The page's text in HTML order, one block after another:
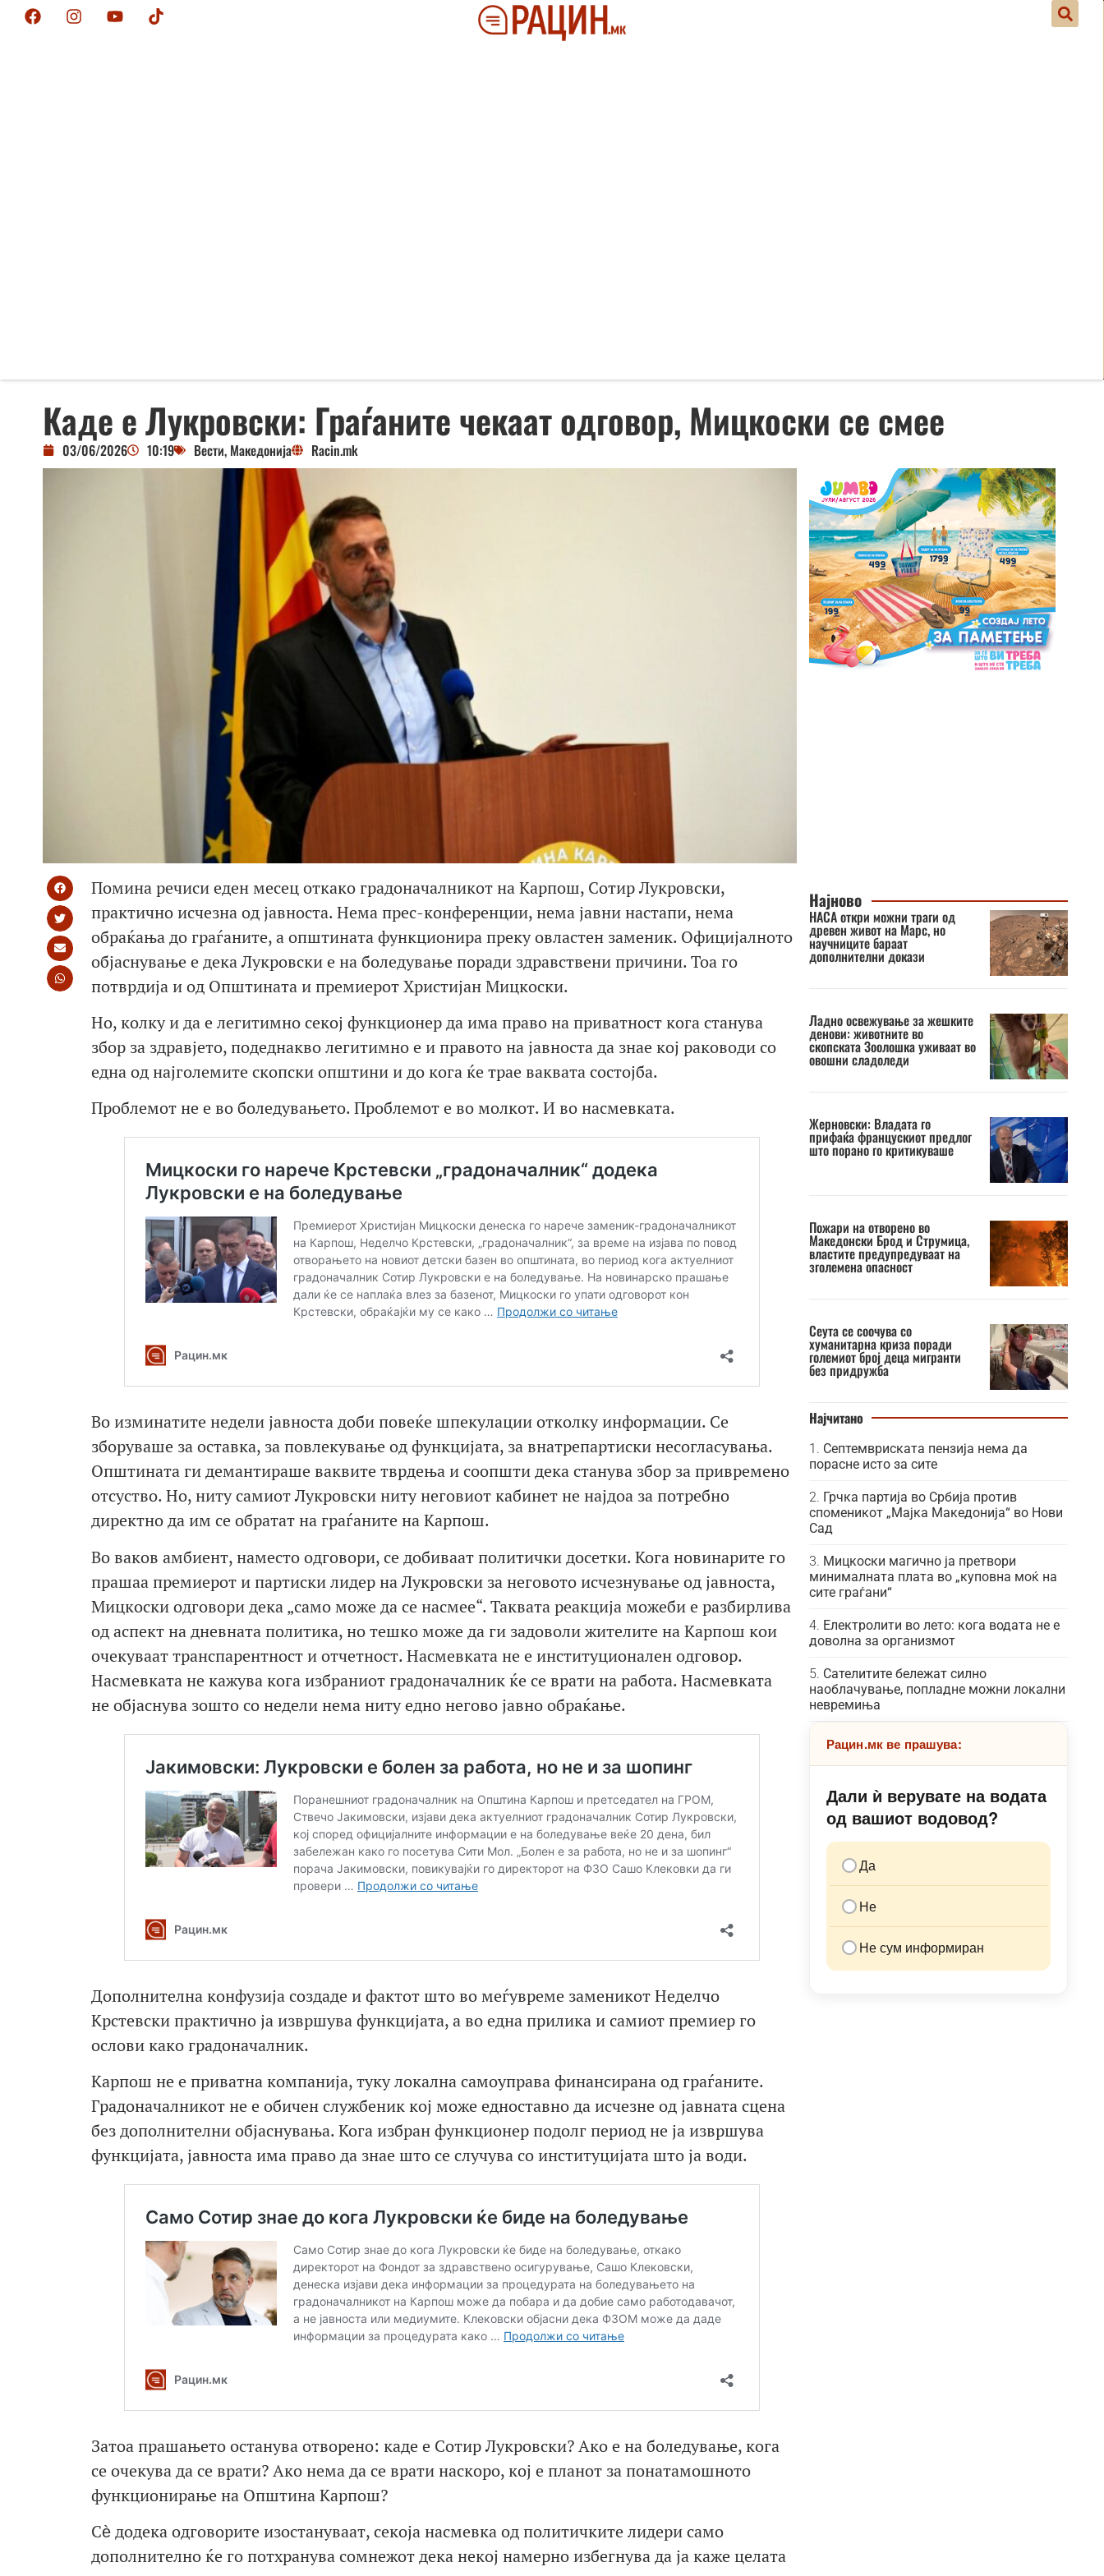
Каде е Лукровски: Граѓаните чекаат одговор, Мицкоски се смее
03/06/2026 10:19 Вести, Македонија Racin.mk
Помина речиси еден месец откако градоначалникот на Карпош, Сотир Лукровски,
практично исчезна од јавноста. Нема прес-конференции, нема јавни настапи, нема
обраќања до граѓаните, а општината функционира преку овластен заменик. Официјалното
објаснување е дека Лукровски е на боледување поради здравствени причини. Тоа го
потврдија и од Општината и премиерот Христијан Мицкоски.
Но, колку и да е легитимно секој функционер да има право на приватност кога станува
збор за здравјето, подеднакво легитимно е и правото на јавноста да знае кој раководи со
една од најголемите скопски општини и до кога ќе трае ваквата состојба.
Проблемот не е во боледувањето. Проблемот е во молкот. И во насмевката.
Во изминатите недели јавноста доби повеќе шпекулации отколку информации. Се
зборуваше за оставка, за повлекување од функцијата, за внатрепартиски несогласувања.
Општината ги демантираше ваквите тврдења и соопшти дека станува збор за привремено
отсуство. Но, ниту самиот Лукровски ниту неговиот кабинет не најдоа за потребно
директно да им се обратат на граѓаните на Карпош.
Во ваков амбиент, наместо одговори, се добиваат политички досетки. Кога новинарите го
прашаа премиерот и партиски лидер на Лукровски за неговото исчезнување од јавноста,
Мицкоски одговори дека „само може да се насмее“. Таквата реакција можеби е разбирлива
од аспект на дневната политика, но тешко може да ги задоволи жителите на Карпош кои
очекуваат транспарентност и отчетност. Насмевката не е институционален одговор.
Насмевката не кажува кога избраниот градоначалник ќе се врати на работа. Насмевката
не објаснува зошто со недели нема ниту едно негово јавно обраќање.
Дополнителна конфузија создаде и фактот што во меѓувреме заменикот Неделчо
Крстевски практично ја извршува функцијата, а во една прилика и самиот премиер го
ослови како градоначалник.
Карпош не е приватна компанија, туку локална самоуправа финансирана од граѓаните.
Градоначалникот не е обичен службеник кој може едноставно да исчезне од јавната сцена
без дополнителни објаснувања. Кога избран функционер подолг период не ја извршува
функцијата, јавноста има право да знае што се случува со институцијата што ја води.
Затоа прашањето останува отворено: каде е Сотир Лукровски? Ако е на боледување, кога
се очекува да се врати? Ако нема да се врати наскоро, кој е планот за понатамошното
функционирање на Општина Карпош?
Сѐ додека одговорите изостануваат, секоја насмевка од политичките лидери само
дополнително ќе го потхранува сомнежот дека некој намерно избегнува да ја каже целата
Најново
НАСА откри можни траги од
древен живот на Марс, но
научниците бараат
дополнителни докази
Ладно освежување за жешките
денови: животните во
скопската Зоолошка уживаат во
овошни сладоледи
Жерновски: Владата го
прифаќа францускиот предлог
што порано го критикуваше
Пожари на отворено во
Македонски Брод и Струмица,
властите предупредуваат на
зголемена опасност
Сеута се соочува со
хуманитарна криза поради
големиот број деца мигранти
без придружба
Најчитано
Септемвриската пензија нема да
порасне исто за сите
Грчка партија во Србија против
споменикот „Мајка Македонија“ во Нови
Сад
Мицкоски магично ја претвори
минималната плата во „куповна моќ на
сите граѓани“
Електролити во лето: кога водата не е
доволна за организмот
Сателитите бележат силно
наоблачување, попладне можни локални
невремиња
Рацин.мк ве прашува:
Дали ѝ верувате на водата
од вашиот водовод?
Да
Не
Не сум информиран